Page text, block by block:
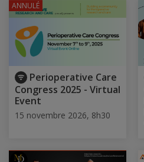
Perioperative Care
Congress 2025 - Virtual
Event
15 novembre 2026, 8h30
ANNULÉ